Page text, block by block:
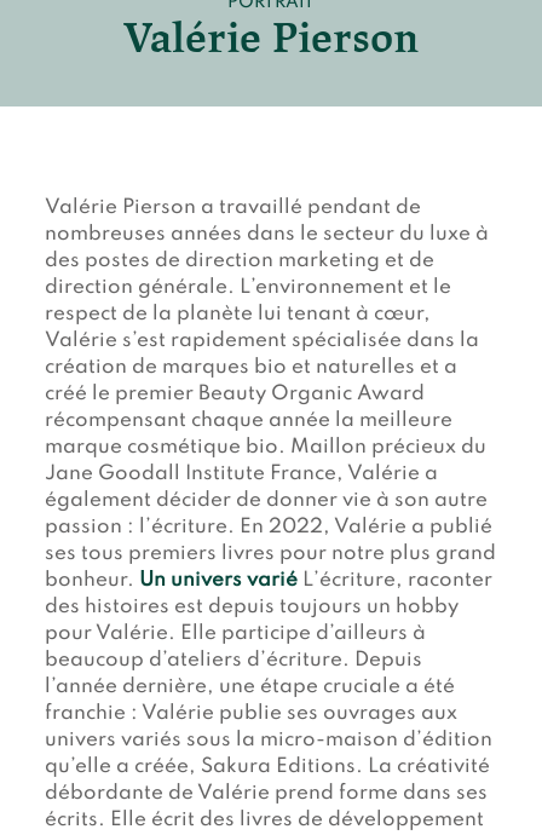
Vies de primates
Devenir membre du "Cercle des Amis de Jane"
Événements et conférences
Valérie Pierson
Valérie Pierson a travaillé pendant de
nombreuses années dans le secteur du luxe à
des postes de direction marketing et de
direction générale. L’environnement et le
respect de la planète lui tenant à cœur,
Valérie s’est rapidement spécialisée dans la
création de marques bio et naturelles et a
créé le premier Beauty Organic Award
récompensant chaque année la meilleure
marque cosmétique bio. Maillon précieux du
Jane Goodall Institute France, Valérie a
également décider de donner vie à son autre
passion : l’écriture. En 2022, Valérie a publié
ses tous premiers livres pour notre plus grand
bonheur. Un univers variéL’écriture, raconter
des histoires est depuis toujours un hobby
pour Valérie. Elle participe d’ailleurs à
beaucoup d’ateliers d’écriture. Depuis
l’année dernière, une étape cruciale a été
franchie : Valérie publie ses ouvrages aux
univers variés sous la micro-maison d’édition
qu’elle a créée, Sakura Editions. La créativité
débordante de Valérie prend forme dans ses
écrits. Elle écrit des livres de développement